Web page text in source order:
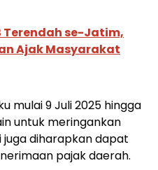
Terendah se-Jatim,
Ajak Masyarakat
mulai 9 Juli 2025 hingga
untuk meringankan
juga diharapkan dapat
pajak daerah.